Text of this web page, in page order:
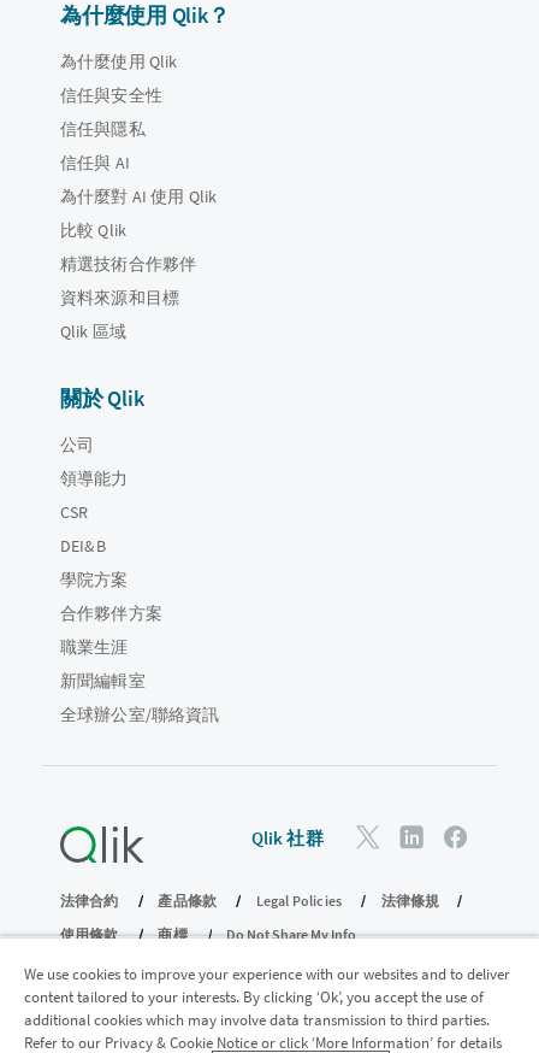
為什麼使用 Qlik？
為什麼使用 Qlik
信任與安全性
信任與隱私
信任與 AI
為什麼對 AI 使用 Qlik
比較 Qlik
精選技術合作夥伴
資料來源和目標
Qlik 區域
關於 Qlik
公司
領導能力
CSR
DEI&B
學院方案
合作夥伴方案
職業生涯
新聞編輯室
全球辦公室/聯絡資訊
Qlik 社群
法律合約 產品條款 Legal Policies
法律條規
使用條款
商標
Do Not Share My Info
© 1993-2026 QlikTech International AB。保留所有權利。
We use cookies to improve your experience with our websites and to deliver
content tailored to your interests. By clicking ‘Ok’, you accept the use of
additional cookies which may involve data transmission to third parties.
Refer to our Privacy & Cookie Notice or click ‘More Information’ for details